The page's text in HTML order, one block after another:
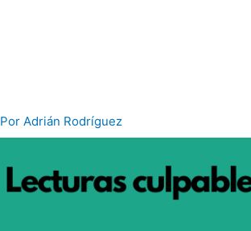
Adrián Rodríguez